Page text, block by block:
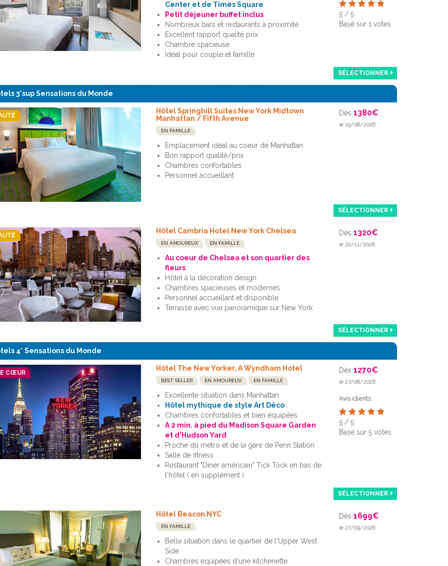
Center et de Times Square
Petit déjeuner buffet inclus
Nombreux bars et restaurants à proximité
Excellent rapport qualité prix
Chambre spacieuse
Idéal pour couple et famille
5/ 5
Basé sur 1 votes
SÉLECTIONNER
3*sup Sensations du Monde
Hôtel Springhill Suites New York Midtown
Manhattan / Fifth Avenue
EN FAMILLE
Emplacement idéal au coeur de Manhattan
Bon rapport qualité/prix
Chambres confortables
Personnel accueillant
Dès 1380€
le 19/08/2026
SÉLECTIONNER
Hôtel Cambria Hotel New York Chelsea
EN AMOUREUX EN FAMILLE
Au coeur de Chelsea et son quartier des
fleurs
Hôtel à la décoration design
Chambres spacieuses et modernes
Personnel accueillant et disponible
Terrasse avec vue panoramique sur New York
Dès 1320€
le 20/11/2026
SÉLECTIONNER
4* Sensations du Monde
CŒUR
Hôtel The New Yorker, A Wyndham Hotel
BEST SELLER EN AMOUREUX EN FAMILLE
Excellente situation dans Manhattan
Hôtel mythique de style Art Déco
Chambres confortables et bien équipées
A 2 min. à pied du Madison Square Garden
et d'Hudson Yard
Proche du métro et de la gare de Penn Station
Salle de fitness
Restaurant "Diner américain" Tick Tock en bas de
l'hôtel ( en supplément )
Dès 1270€
le 27/08/2026
Avis clients
5/ 5
Basé sur 5votes
SÉLECTIONNER
Hôtel Beacon NYC
EN FAMILLE
Belle situation dans le quartier de l'Upper West
Side
Chambres équipées d'une kitchenette
Dès 1699€
le 27/09/2026